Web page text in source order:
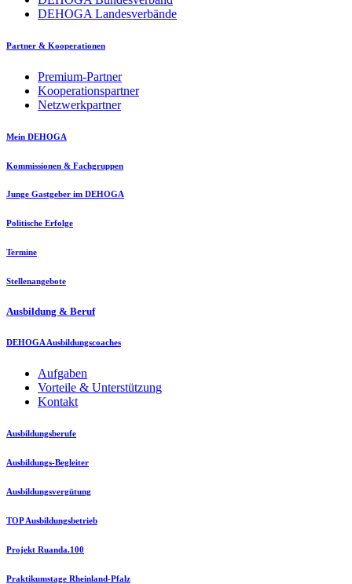
DEHOGA Landesverbände
Partner & Kooperationen
Premium-Partner
Kooperationspartner
Netzwerkpartner
Mein DEHOGA
Kommissionen & Fachgruppen
Junge Gastgeber im DEHOGA
Politische Erfolge
Termine
Stellenangebote
Ausbildung & Beruf
DEHOGA Ausbildungscoaches
Aufgaben
Vorteile & Unterstützung
Kontakt
Ausbildungsberufe
Ausbildungs-Begleiter
Ausbildungsvergütung
TOP Ausbildungsbetrieb
Projekt Ruanda.100
Praktikumstage Rheinland-Pfalz